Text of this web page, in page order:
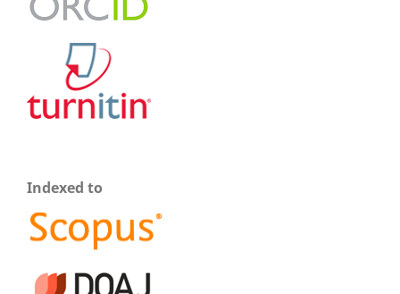
Indexed to